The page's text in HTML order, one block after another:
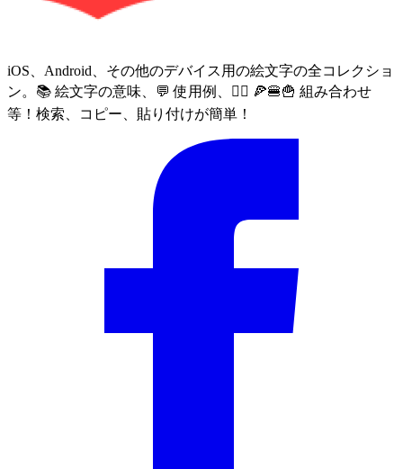
iOS、Android、その他のデバイス用の絵文字の全コレクショ
ン。📚 絵文字の意味、💬 使用例、🙅‍♀️ 🍕🍔🍟 組み合わせ
等！検索、コピー、貼り付けが簡単！